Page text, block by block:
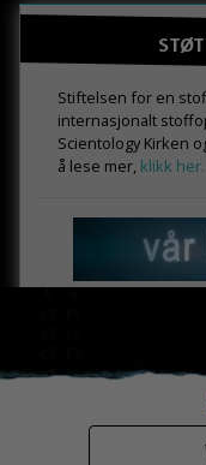
Stiftelsen for en
internasjonalt
Scientology Kirken
å lese mer, klikk her.